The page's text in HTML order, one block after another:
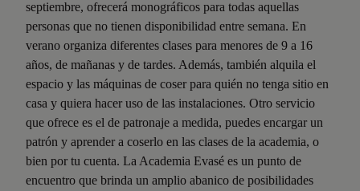
septiembre, ofrecerá monográficos para todas aquellas
personas que no tienen disponibilidad entre semana. En
verano organiza diferentes clases para menores de 9 a 16
años, de mañanas y de tardes. Además, también alquila el
espacio y las máquinas de coser para quién no tenga sitio en
casa y quiera hacer uso de las instalaciones. Otro servicio
que ofrece es el de patronaje a medida, puedes encargar un
patrón y aprender a coserlo en las clases de la academia, o
bien por tu cuenta. La Academia Evasé es un punto de
encuentro que brinda un amplio abanico de posibilidades